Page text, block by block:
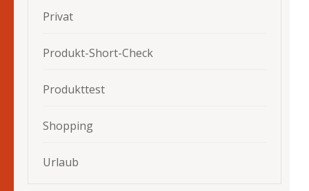
Privat
Produkt-Short-Check
Produkttest
Shopping
Urlaub